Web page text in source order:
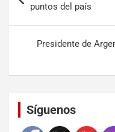
puntos del país
Presidente de
Síguenos